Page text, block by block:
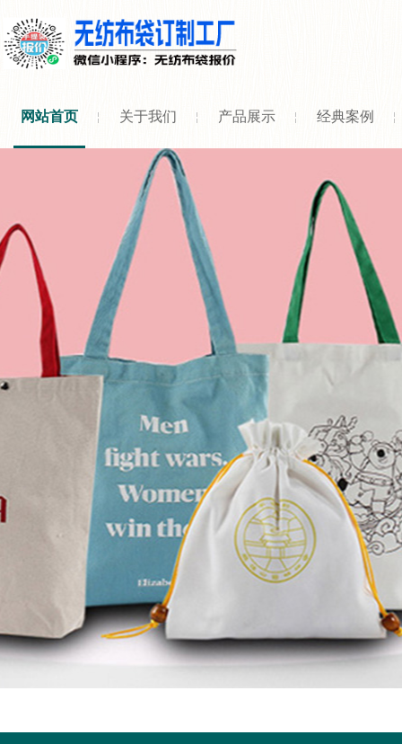
网站首页 关于我们 产品展示 经典案例